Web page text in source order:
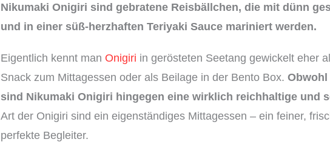
Nikumaki Onigiri sind gebratene Reisbällchen, die mit dünn
und in einer süß-herzhaften Teriyaki Sauce mariniert werden.
Eigentlich kennt man Onigiri in gerösteten Seetang gewickelt eher
Snack zum Mittagessen oder als Beilage in der Bento Box.
sind Nikumaki Onigiri hingegen eine wirklich reichhaltige und
Art der Onigiri sind ein eigenständiges Mittagessen – ein feiner,
perfekte Begleiter.